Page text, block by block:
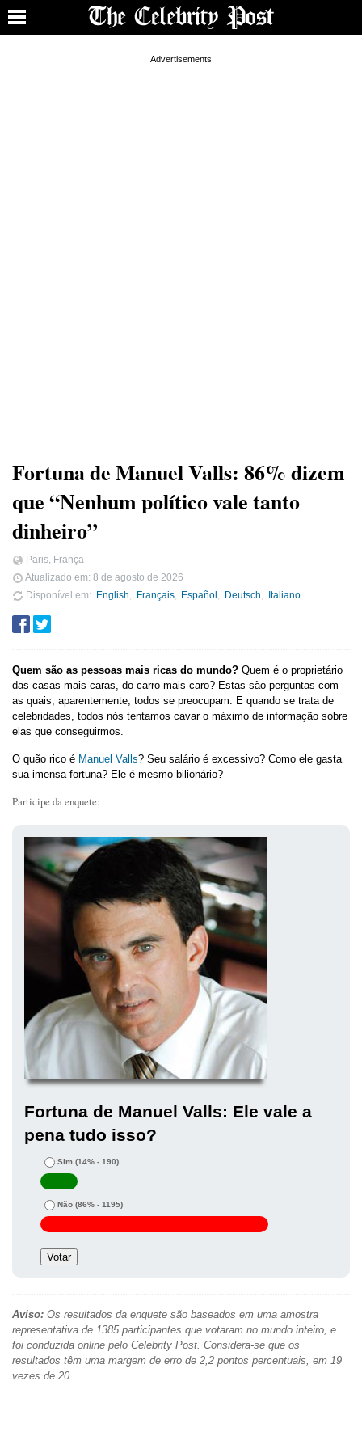
Fortuna de Manuel Valls: 86% dizem
que “Nenhum político vale tanto
dinheiro”
Paris, França
Atualizado em: 8 de agosto de 2026
Disponível em
English Français Español Deutsch Italiano
Quem são as pessoas mais ricas do mundo? Quem é o proprietário
das casas mais caras, do carro mais caro? Estas são perguntas com
as quais, aparentemente, todos se preocupam. E quando se trata de
celebridades, todos nós tentamos cavar o máximo de informação sobre
elas que conseguirmos.
O quão rico é Manuel Valls? Seu salário é excessivo? Como ele gasta
sua imensa fortuna? Ele é mesmo bilionário?
Participe da enquete:
Fortuna de Manuel Valls: Ele vale a
pena tudo isso?
Sim (14% - 190)
Não (86% - 1195)
Aviso: Os resultados da enquete são baseados em uma amostra
representativa de 1385 participantes que votaram no mundo inteiro, e
foi conduzida online pelo Celebrity Post. Considera-se que os
resultados têm uma margem de erro de 2,2 pontos percentuais, em 19
vezes de 20.